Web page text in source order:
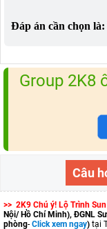
Đáp án cần chọn
Group 2K8
Câu
>> 2K9 Chú ý! Lộ Trình
Nội/ Hồ Chí Minh), ĐGNL
phòng- Click xem ngay) tại